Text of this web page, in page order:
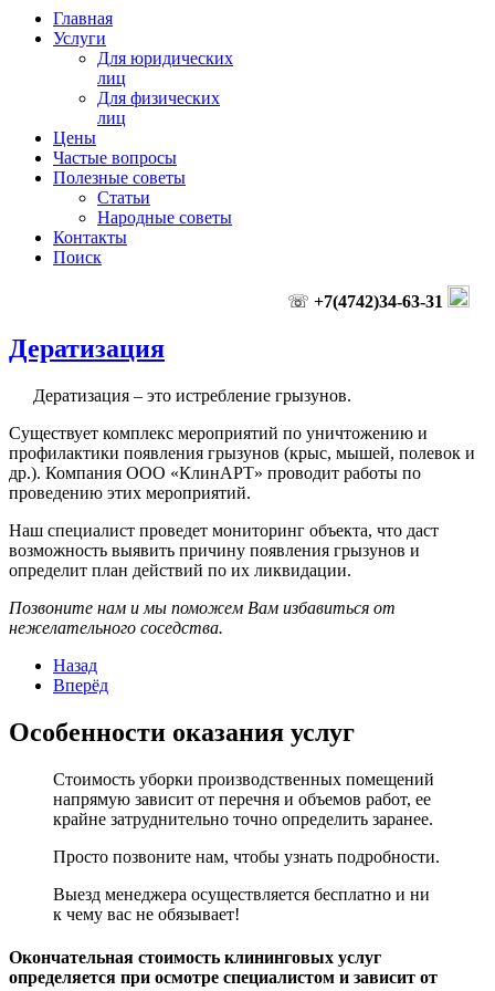
Главная
Услуги
Для юридических
лиц
Для физических
лиц
Цены
Частые вопросы
Полезные советы
Статьи
Народные советы
Контакты
Поиск
☏ +7(4742)34-63-31
Дератизация
Дератизация – это истребление грызунов.
Существует комплекс мероприятий по уничтожению и
профилактики появления грызунов (крыс, мышей, полевок и
др.). Компания ООО «КлинАРТ» проводит работы по
проведению этих мероприятий.
Наш специалист проведет мониторинг объекта, что даст
возможность выявить причину появления грызунов и
определит план действий по их ликвидации.
Позвоните нам и мы поможем Вам избавиться от
нежелательного соседства.
Назад
Вперёд
Особенности оказания услуг
Стоимость уборки производственных помещений
напрямую зависит от перечня и объемов работ, ее
крайне затруднительно точно определить заранее.
Просто позвоните нам, чтобы узнать подробности.
Выезд менеджера осуществляется бесплатно и ни
к чему вас не обязывает!
Окончательная стоимость клининговых услуг
определяется при осмотре специалистом и зависит от